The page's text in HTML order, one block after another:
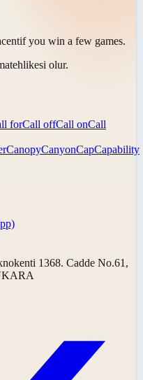
if you win a few games.
tehlikesi olur.
forCall offCall onCall
CanopyCanyonCapCapability
1368. Cadde No.61,